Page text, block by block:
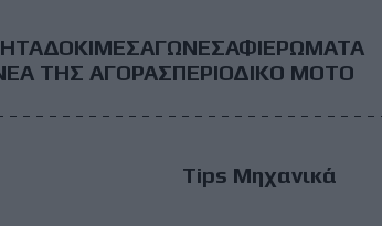
ΔΟΚΙΜΕΣΑΓΩΝΕΣΑΦΙΕΡΩΜΑΤΑ
ΤΗΣ ΑΓΟΡΑΣΠΕΡΙΟΔΙΚΟ ΜΟΤΟ
Tips Μηχανικά